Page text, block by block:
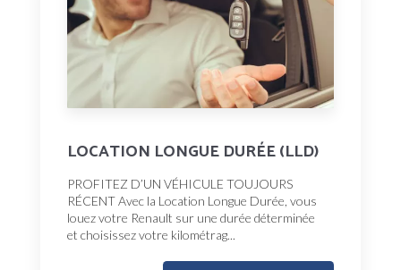
LOCATION LONGUE DURÉE (LLD)
PROFITEZ D’UN VÉHICULE TOUJOURS
RÉCENT Avec la Location Longue Durée, vous
louez votre Renault sur une durée déterminée
et choisissez votre kilométrag...